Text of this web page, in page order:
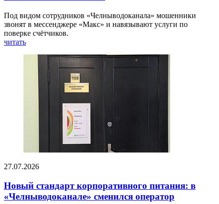
Под видом сотрудников «Челныводоканала» мошенники
звонят в мессенджере «Макс» и навязывают услуги по
поверке счётчиков.
читать
27.07.2026
Новый стандарт корпоративного питания: в
«Челныводоканале» сменился оператор